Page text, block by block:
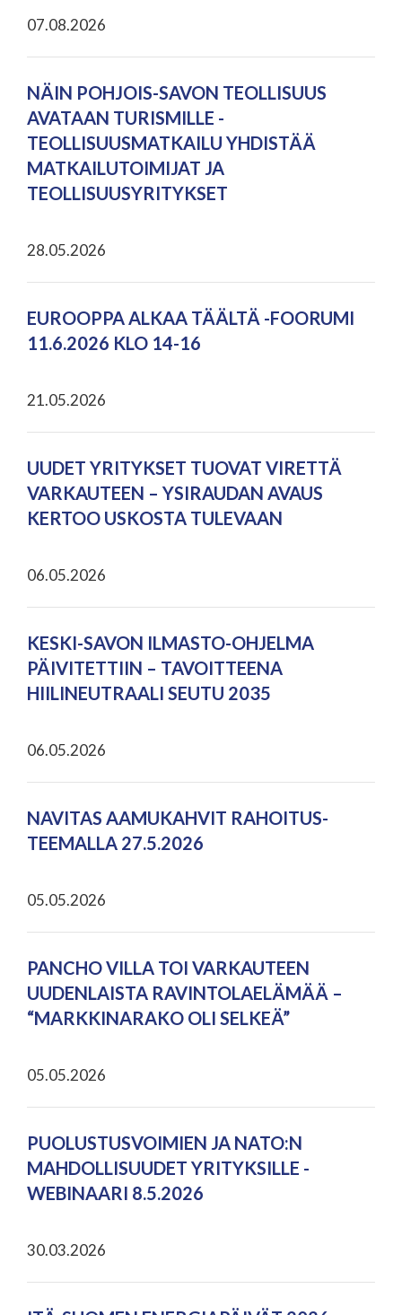
07.08.2026
NÄIN POHJOIS-SAVON TEOLLISUUS
AVATAAN TURISMILLE -
TEOLLISUUSMATKAILU YHDISTÄÄ
MATKAILUTOIMIJAT JA
TEOLLISUUSYRITYKSET
28.05.2026
EUROOPPA ALKAA TÄÄLTÄ -FOORUMI
11.6.2026 KLO 14-16
21.05.2026
UUDET YRITYKSET TUOVAT VIRETTÄ
VARKAUTEEN – YSIRAUDAN AVAUS
KERTOO USKOSTA TULEVAAN
06.05.2026
KESKI-SAVON ILMASTO-OHJELMA
PÄIVITETTIIN – TAVOITTEENA
HIILINEUTRAALI SEUTU 2035
06.05.2026
NAVITAS AAMUKAHVIT RAHOITUS-
TEEMALLA 27.5.2026
05.05.2026
PANCHO VILLA TOI VARKAUTEEN
UUDENLAISTA RAVINTOLAELÄMÄÄ –
“MARKKINARAKO OLI SELKEÄ”
05.05.2026
PUOLUSTUSVOIMIEN JA NATO:N
MAHDOLLISUUDET YRITYKSILLE -
WEBINAARI 8.5.2026
30.03.2026